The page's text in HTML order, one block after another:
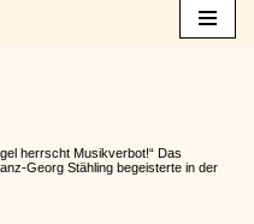
herrscht Musikverbot!“ Das
Georg Stähling begeisterte in der